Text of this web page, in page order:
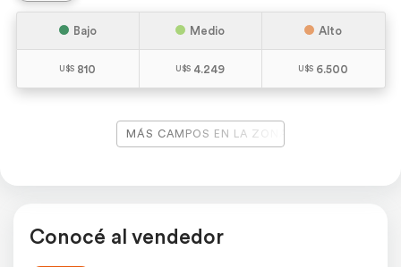
Bajo Medio Alto
810 4.249 6.500
MÁS CAMPOS EN LA ZONA
Conocé al vendedor